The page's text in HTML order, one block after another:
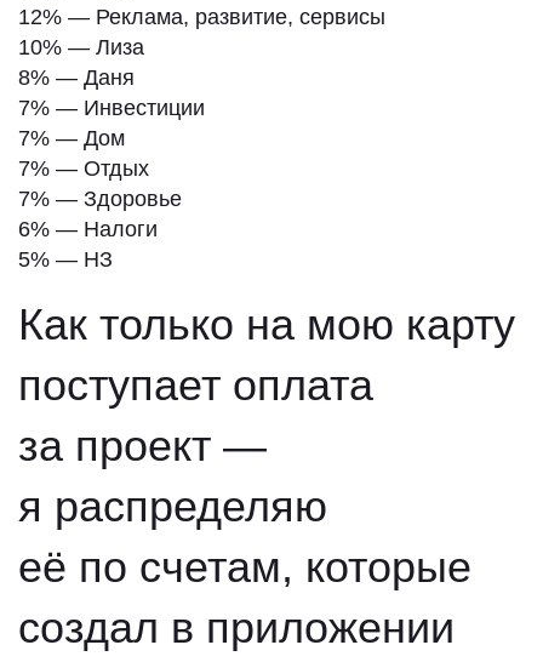
12% — Реклама, развитие, сервисы
10% — Лиза
8% — Даня
7% — Инвестиции
7% — Дом
7% — Отдых
7% — Здоровье
6% — Налоги
5% — НЗ
Как только на мою карту
поступает оплата
за проект —
я распределяю
её по счетам, которые
создал в приложении